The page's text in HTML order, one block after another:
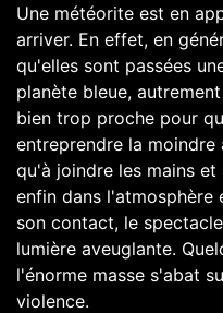
Une météorite est en
arriver. En effet, en
qu'elles sont passées
planète bleue,
bien trop proche pour
entreprendre la moindre
qu'à joindre les mains
enfin dans l'atmosphère
son contact, le
lumière aveuglante.
l'énorme masse s'abat
violence.